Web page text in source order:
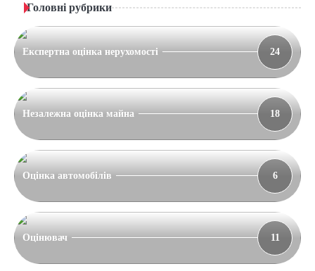
Головні рубрики
Експертна оцінка нерухомості 24
Незалежна оцінка майна 18
Оцінка автомобілів 6
Оцінювач 11